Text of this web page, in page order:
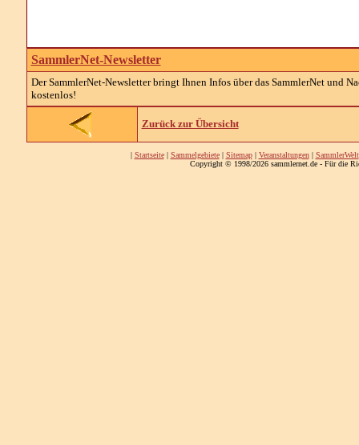
SammlerNet-Newsletter
Der SammlerNet-Newsletter bringt Ihnen Infos über das SammlerNet und
kostenlos!
Zurück zur Übersicht
| Startseite| Sammelgebiete| Sitemap| Veranstaltungen| SammlerWelt
Copyright © 1998/2026 sammlernet.de - Für die